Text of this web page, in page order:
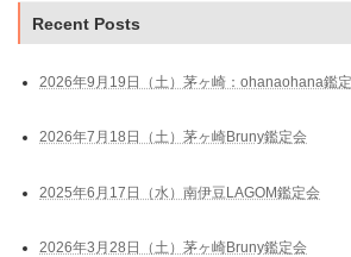
Recent Posts
2026年9月19日（土）茅ヶ崎：ohanaohana鑑
2026年7月18日（土）茅ヶ崎Bruny鑑定会
2025年6月17日（水）南伊豆LAGOM鑑定会
2026年3月28日（土）茅ヶ崎Bruny鑑定会